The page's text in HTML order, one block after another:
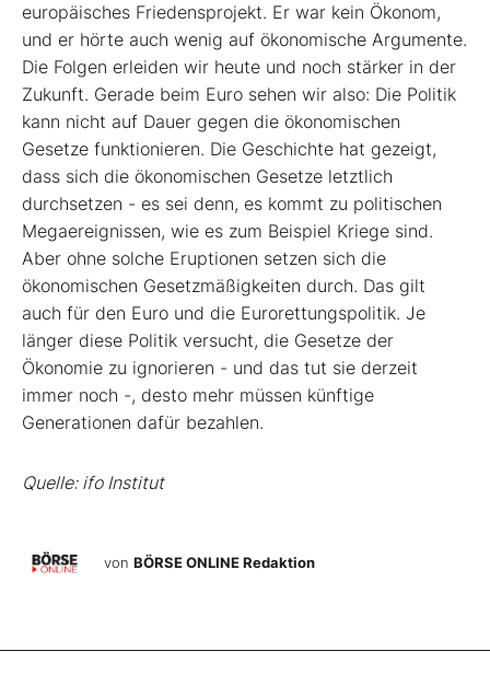
europäisches Friedensprojekt. Er war kein Ökonom,
und er hörte auch wenig auf ökonomische Argumente.
Die Folgen erleiden wir heute und noch stärker in der
Zukunft. Gerade beim Euro sehen wir also: Die Politik
kann nicht auf Dauer gegen die ökonomischen
Gesetze funktionieren. Die Geschichte hat gezeigt,
dass sich die ökonomischen Gesetze letztlich
durchsetzen - es sei denn, es kommt zu politischen
Megaereignissen, wie es zum Beispiel Kriege sind.
Aber ohne solche Eruptionen setzen sich die
ökonomischen Gesetzmäßigkeiten durch. Das gilt
auch für den Euro und die Eurorettungspolitik. Je
länger diese Politik versucht, die Gesetze der
Ökonomie zu ignorieren - und das tut sie derzeit
immer noch -, desto mehr müssen künftige
Generationen dafür bezahlen.
Quelle: ifo Institut
von BÖRSE ONLINE Redaktion